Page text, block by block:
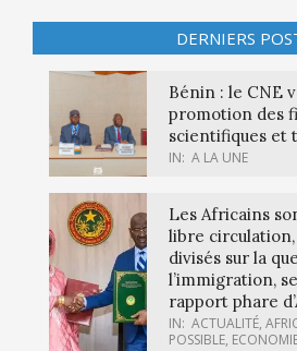
DERNIERS
Bénin : le CNE
promotion des
scientifiques et
IN: A LA UNE
Les Africains
libre
divisés sur la
l’immigration,
rapport phare
IN: ACTUALITÉ,
POSSIBLE,